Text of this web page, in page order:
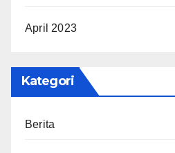
April 2023
Kategori
Berita